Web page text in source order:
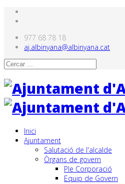
977 68 78 18
aj.albinyana@albinyana.cat
Inici
Ajuntament
Salutació de l'alcalde
Òrgans de govern
Ple Corporació
Equip de Govern